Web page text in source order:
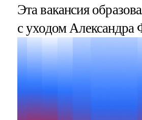
Эта вакансия
с уходом Александра